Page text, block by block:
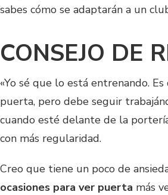
sabes cómo se adaptarán a un
CONSEJO DE
«Yo sé que lo está entrenando.
puerta, pero debe seguir
cuando esté delante de la
con más regularidad.
Creo que tiene un poco de
ocasiones para ver puerta más